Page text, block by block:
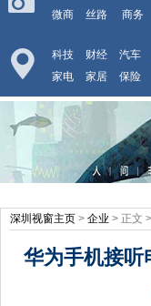
微商
丝路 商务
科技 财经 汽车
家电
家居 保险
深圳视窗主页 > 企业 > 正文 >
华为手机接听